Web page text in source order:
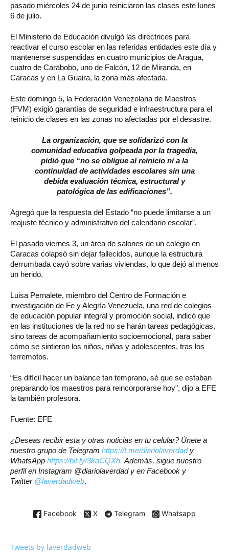
pasado miércoles 24 de junio reiniciaron las clases este lunes
6 de julio.
El Ministerio de Educación divulgó las directrices para
reactivar el curso escolar en las referidas entidades este día y
mantenerse suspendidas en cuatro municipios de Aragua,
cuatro de Carabobo, uno de Falcón, 12 de Miranda, en
Caracas y en La Guaira, la zona más afectada.
Este domingo 5, la Federación Venezolana de Maestros
(FVM) exigió garantías de seguridad e infraestructura para el
reinicio de clases en las zonas no afectadas por el desastre.
La organización, que se solidarizó con la
comunidad educativa golpeada por la tragedia,
pidió que “no se obligue al reinicio ni a la
continuidad de actividades escolares sin una
debida evaluación técnica, estructural y
patológica de las edificaciones”.
Agregó que la respuesta del Estado “no puede limitarse a un
reajuste técnico y administrativo del calendario escolar”.
El pasado viernes 3, un área de salones de un colegio en
Caracas colapsó sin dejar fallecidos, aunque la estructura
derrumbada cayó sobre varias viviendas, lo que dejó al menos
un herido.
Luisa Pernalete, miembro del Centro de Formación e
investigación de Fe y Alegría Venezuela, una red de colegios
de educación popular integral y promoción social, indicó que
en las instituciones de la red no se harán tareas pedagógicas,
sino tareas de acompañamiento socioemocional, para saber
cómo se sintieron los niños, niñas y adolescentes, tras los
terremotos.
“Es difícil hacer un balance tan temprano, sé que se estaban
preparando los maestros para reincorporarse hoy”, dijo a EFE
la también profesora.
Fuente: EFE
¿Deseas recibir esta y otras noticias en tu celular? Únete a
nuestro grupo de Telegram https://t.me/diariolaverdady
WhatsApp https://bit.ly/3kaCQXh. Además, sigue nuestro
perfil en Instagram @diariolaverdad y en Facebook y
Twitter @laverdadweb.
Facebook X Telegram Whatsapp
Tweets by laverdadweb